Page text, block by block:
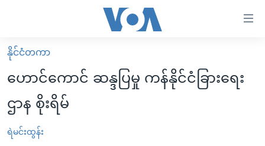
လွယ်ကူ
စေ
Link
များ
မူလစာမျက်နှာ
မြန်မာ
ကမ္ဘာ့သတင်းများ
နိုင်ငံတကာ
ဗွီဒီယို
နိုင်ငံတကာ
ဟောင်ကောင် ဆန္ဒပြမှု ကန်နိုင်ငံခြားရေး
ဌာန စိုးရိမ်
ရဲမင်းထွန်း